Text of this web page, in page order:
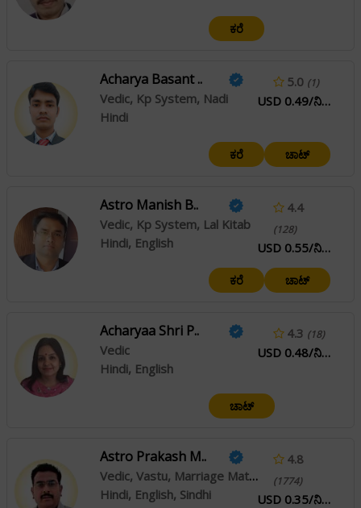
ಕರೆ
Acharya Basant ..
Vedic, Kp System, Nadi
Hindi
5.0 (1)
USD 0.49/ನಿಮಿಷ
ಕರೆ ಚಾಟ್
Astro Manish B..
Vedic, Kp System, Lal Kitab
Hindi, English
4.4
(128)
USD 0.55/ನಿಮಿಷ
ಕರೆ ಚಾಟ್
Acharyaa Shri P..
Vedic
Hindi, English
4.3 (18)
USD 0.48/ನಿಮಿಷ
ಚಾಟ್
Astro Prakash M..
Vedic, Vastu, Marriage Matching
Hindi, English, Sindhi
4.8
(1774)
USD 0.35/ನಿಮಿಷ